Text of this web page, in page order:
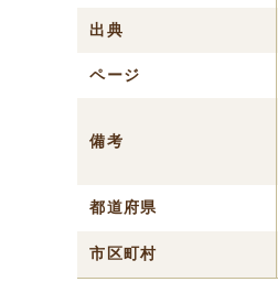
出典
ページ
備考
都道府県
市区町村